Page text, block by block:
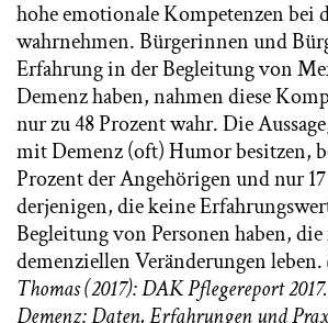
hohe emotionale Kompetenzen bei
wahrnehmen. Bürgerinnen und
Erfahrung in der Begleitung von
Demenz haben, nahmen diese
nur zu 48 Prozent wahr. Die
mit Demenz (oft) Humor besitzen,
Prozent der Angehörigen und nur
derjenigen, die keine
Begleitung von Personen haben,
demenziellen Veränderungen leben.
Thomas (2017): DAK Pflegereport
Demenz: Daten, Erfahrungen und